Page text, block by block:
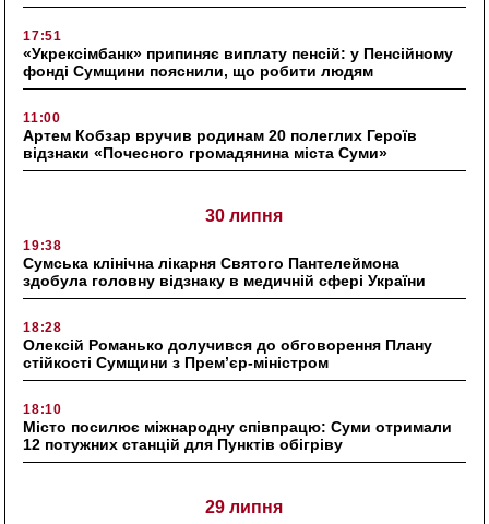
17:51
«Укрексімбанк» припиняє виплату пенсій: у Пенсійному
фонді Сумщини пояснили, що робити людям
11:00
Артем Кобзар вручив родинам 20 полеглих Героїв
відзнаки «Почесного громадянина міста Суми»
30 липня
19:38
Сумська клінічна лікарня Святого Пантелеймона
здобула головну відзнаку в медичній сфері України
18:28
Олексій Романько долучився до обговорення Плану
стійкості Сумщини з Прем’єр-міністром
18:10
Місто посилює міжнародну співпрацю: Суми отримали
12 потужних станцій для Пунктів обігріву
29 липня